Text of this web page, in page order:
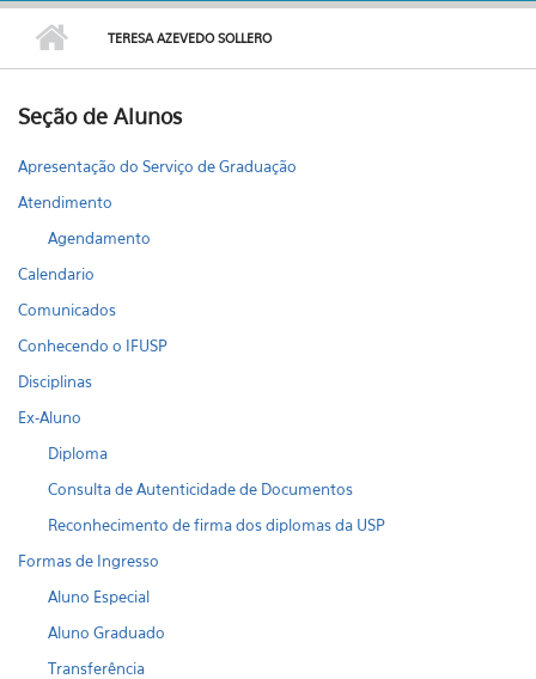
TERESA AZEVEDO SOLLERO
Seção de Alunos
Apresentação do Serviço de Graduação
Atendimento
Agendamento
Calendario
Comunicados
Conhecendo o IFUSP
Disciplinas
Ex-Aluno
Diploma
Consulta de Autenticidade de Documentos
Reconhecimento de firma dos diplomas da USP
Formas de Ingresso
Aluno Especial
Aluno Graduado
Transferência